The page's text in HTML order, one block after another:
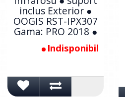
inclus Exterior ●
OOGIS RST-IPX307
Gama: PRO 2018 ●
Indisponibil